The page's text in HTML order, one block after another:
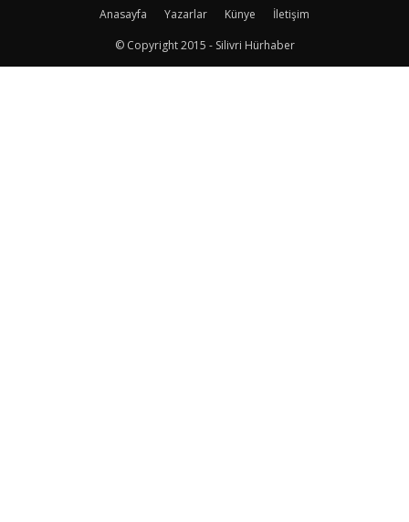
Anasayfa Yazarlar Künye
İletişim
© Copyright 2015 - Silivri Hürhaber